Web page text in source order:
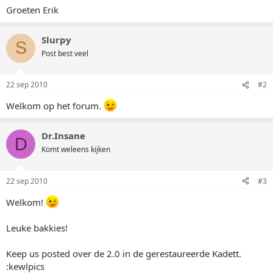
Groeten Erik
S Slurpy
Post best veel
22 sep 2010 #2
Welkom op het forum.
D Dr.Insane
Komt weleens kijken
22 sep 2010 #3
Welkom!
Leuke bakkies!
Keep us posted over de 2.0 in de gerestaureerde Kadett.
:kewlpics